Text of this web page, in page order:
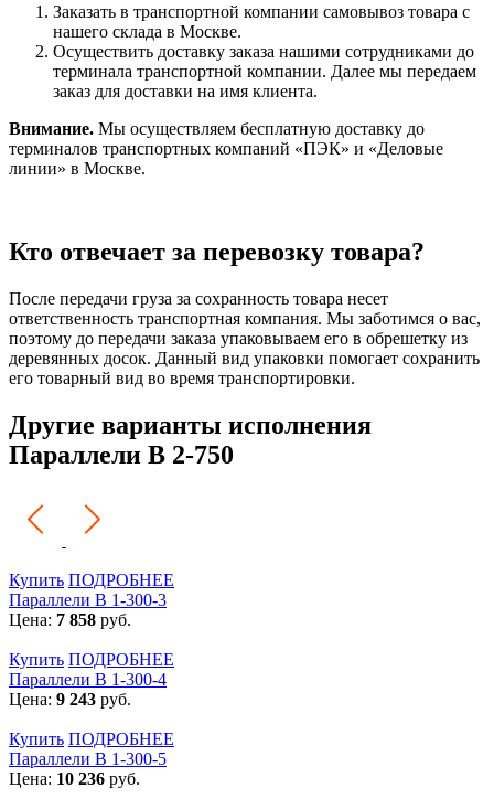
Заказать в транспортной компании самовывоз товара с
нашего склада в Москве.
Осуществить доставку заказа нашими сотрудниками до
терминала транспортной компании. Далее мы передаем
заказ для доставки на имя клиента.
Внимание. Мы осуществляем бесплатную доставку до
терминалов транспортных компаний «ПЭК» и «Деловые
линии» в Москве.
Кто отвечает за перевозку товара?
После передачи груза за сохранность товара несет
ответственность транспортная компания. Мы заботимся о вас,
поэтому до передачи заказа упаковываем его в обрешетку из
деревянных досок. Данный вид упаковки помогает сохранить
его товарный вид во время транспортировки.
Другие варианты исполнения
Параллели В 2-750
Купить ПОДРОБНЕЕ
Параллели В 1-300-3
Цена: 7 858 руб.
Купить ПОДРОБНЕЕ
Параллели В 1-300-4
Цена: 9 243 руб.
Купить ПОДРОБНЕЕ
Параллели В 1-300-5
Цена: 10 236 руб.